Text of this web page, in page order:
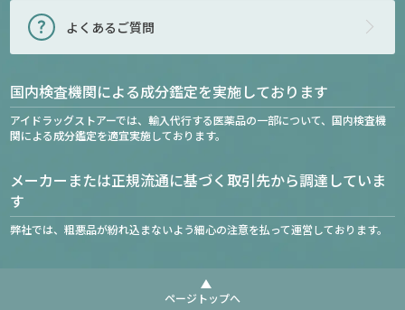
よくあるご質問
国内検査機関による成分鑑定を実施しております
アイドラッグストアーでは、輸入代行する医薬品の一部について、国内検査機
関による成分鑑定を適宜実施しております。
メーカーまたは正規流通に基づく取引先から調達していま
す
弊社では、粗悪品が紛れ込まないよう細心の注意を払って運営しております。
ページトップへ